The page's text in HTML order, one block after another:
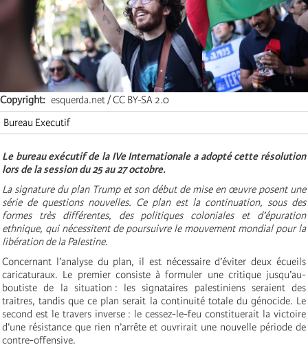
Copyright
esquerda.net / CC BY-SA 2.0
Bureau Executif
Le bureau exécutif de la IVe Internationale a adopté cette résolution
lors de la session du 25 au 27 octobre.
La signature du plan Trump et son début de mise en œuvre posent une
série de questions nouvelles. Ce plan est la continuation, sous des
formes très différentes, des politiques coloniales et d’épuration
ethnique, qui nécessitent de poursuivre le mouvement mondial pour la
libération de la Palestine.
Concernant l’analyse du plan, il est nécessaire d’éviter deux écueils
caricaturaux. Le premier consiste à formuler une critique jusqu’au-
boutiste de la situation : les signataires palestiniens seraient des
traitres, tandis que ce plan serait la continuité totale du génocide. Le
second est le travers inverse : le cessez-le-feu constituerait la victoire
d’une résistance que rien n’arrête et ouvrirait une nouvelle période de
contre-offensive.